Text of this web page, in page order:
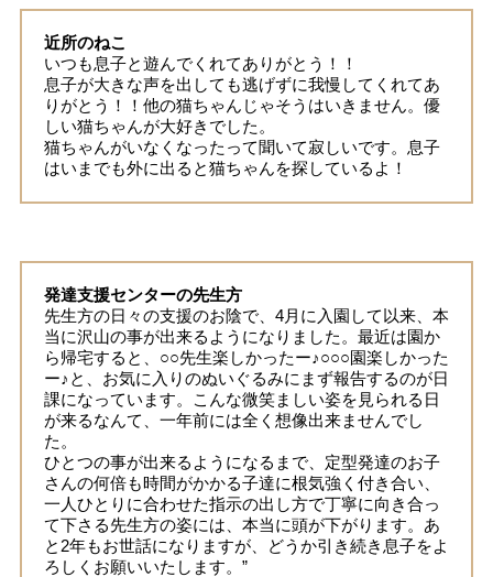
近所のねこ
いつも息子と遊んでくれてありがとう！！
息子が大きな声を出しても逃げずに我慢してくれてあ
りがとう！！他の猫ちゃんじゃそうはいきません。優
しい猫ちゃんが大好きでした。
猫ちゃんがいなくなったって聞いて寂しいです。息子
はいまでも外に出ると猫ちゃんを探しているよ！
発達支援センターの先生方
先生方の日々の支援のお陰で、4月に入園して以来、本
当に沢山の事が出来るようになりました。最近は園か
ら帰宅すると、○○先生楽しかったー♪○○○園楽しかった
ー♪と、お気に入りのぬいぐるみにまず報告するのが日
課になっています。こんな微笑ましい姿を見られる日
が来るなんて、一年前には全く想像出来ませんでし
た。
ひとつの事が出来るようになるまで、定型発達のお子
さんの何倍も時間がかかる子達に根気強く付き合い、
一人ひとりに合わせた指示の出し方で丁寧に向き合っ
て下さる先生方の姿には、本当に頭が下がります。あ
と2年もお世話になりますが、どうか引き続き息子をよ
ろしくお願いいたします。”